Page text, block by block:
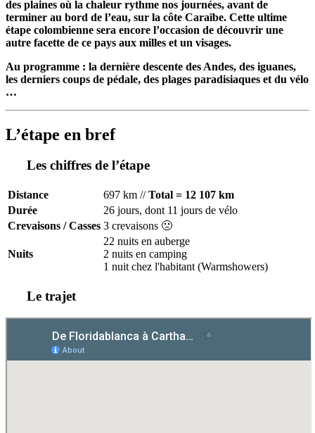
des plaines où la chaleur rythme nos journées, avant de
terminer au bord de l’eau, sur la côte Caraïbe. Cette ultime
étape colombienne sera encore l’occasion de découvrir une
autre facette de ce pays aux milles et un visages.
Au programme : la dernière descente des Andes, des iguanes,
les derniers coups de pédale, des plages paradisiaques et du vélo
…
L’étape en bref
Les chiffres de l’étape
Distance 697 km //Total = 12 107 km
Durée
26 jours, dont 11 jours de vélo
Crevaisons / Casses 3 crevaisons 🙁
Nuits
22 nuits en auberge
2 nuits en camping
1 nuit chez l'habitant (Warmshowers)
Le trajet